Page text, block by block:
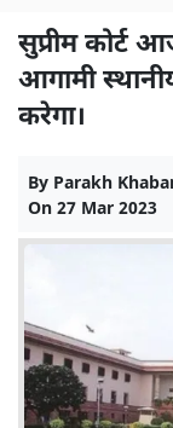
सुप्रीम कोर्ट
आगामी
करेगा।
By Parakh
On 27 Mar 2023